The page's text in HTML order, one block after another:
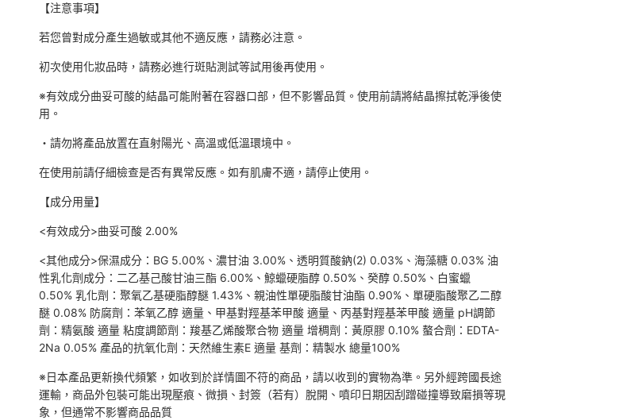
【注意事項】
若您曾對成分產生過敏或其他不適反應，請務必注意。
初次使用化妝品時，請務必進行斑貼測試等試用後再使用。
※有效成分曲妥可酸的結晶可能附著在容器口部，但不影響品質。使用前請將結晶擦拭乾淨後使
用。
・請勿將產品放置在直射陽光、高溫或低溫環境中。
在使用前請仔細檢查是否有異常反應。如有肌膚不適，請停止使用。
【成分用量】
<有效成分>曲妥可酸 2.00%
<其他成分>保濕成分：BG 5.00%、濃甘油 3.00%、透明質酸鈉(2) 0.03%、海藻糖 0.03% 油
性乳化劑成分：二乙基己酸甘油三酯 6.00%、鯨蠟硬脂醇 0.50%、癸醇 0.50%、白蜜蠟
0.50% 乳化劑：聚氧乙基硬脂醇醚 1.43%、親油性單硬脂酸甘油酯 0.90%、單硬脂酸聚乙二醇
醚 0.08% 防腐劑：苯氧乙醇 適量、甲基對羥基苯甲酸 適量、丙基對羥基苯甲酸 適量 pH調節
劑：精氨酸 適量 粘度調節劑：羧基乙烯酸聚合物 適量 增稠劑：黃原膠 0.10% 螯合劑：EDTA-
2Na 0.05% 產品的抗氧化劑：天然維生素E 適量 基劑：精製水 總量100%
※日本產品更新換代頻繁，如收到於詳情圖不符的商品，請以收到的實物為準。另外經跨國長途
運輸，商品外包裝可能出現壓痕、微損、封簽（若有）脫開、噴印日期因刮蹭碰撞導致磨損等現
象，但通常不影響商品品質